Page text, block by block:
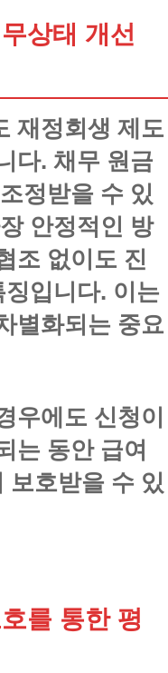
상태 개선
재정회생 제도
다. 채무 원금
정받을 수 있
안정적인 방
조 없이도 진
입니다. 이는
별화되는 중요
우에도 신청이
는 동안 급여
보호받을 수 있
를 통한 평